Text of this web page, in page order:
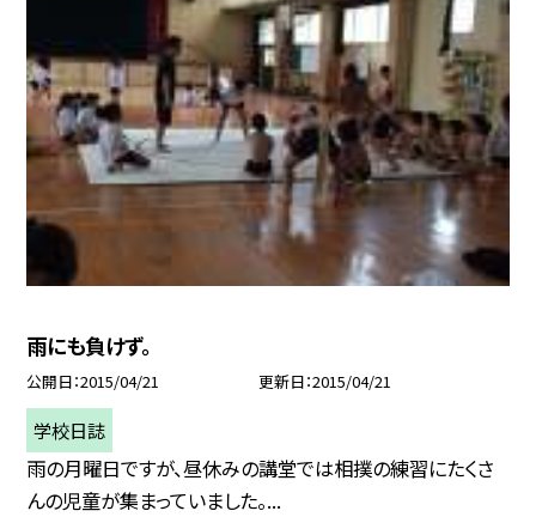
雨にも負けず。
公開日 2015/04/21 更新日 2015/04/21
学校日誌
雨の月曜日ですが、昼休みの講堂では相撲の練習にたくさ
んの児童が集まっていました。...